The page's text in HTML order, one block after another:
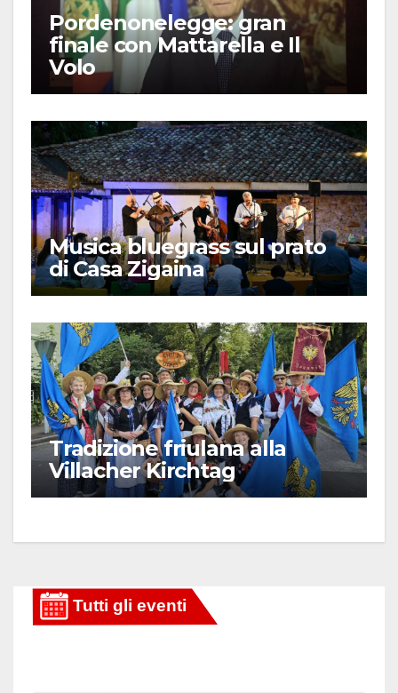
Pordenonelegge: gran
finale con Mattarella e Il
Volo
Musica bluegrass sul prato
di Casa Zigaina
Tradizione friulana alla
Villacher Kirchtag